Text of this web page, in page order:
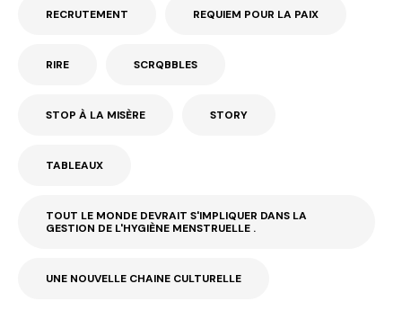
RECRUTEMENT REQUIEM POUR LA PAIX
RIRE SCRQBBLES
STOP À LA MISÈRE STORY
TABLEAUX
TOUT LE MONDE DEVRAIT S'IMPLIQUER DANS LA
GESTION DE L'HYGIÈNE MENSTRUELLE .
UNE NOUVELLE CHAINE CULTURELLE